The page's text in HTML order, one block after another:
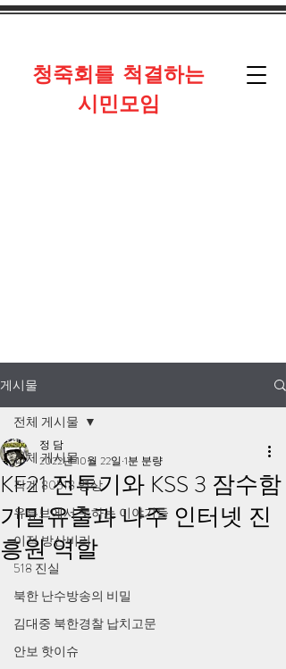
​청죽회를 척결하는
시민모임
게시물
전체 게시물
작계 80518 영상
유튜브에서 못하는 이야기들
이적 방산비리
518 진실
북한 난수방송의 비밀
김대중 북한경찰 납치고문
안보 핫이슈
전체 게시물
KF21 전투기와 KSS 3 잠수함
기밀유출과 나주 인터넷 진
흥원 역할
정 담
2022년 10월 22일 1분 분량